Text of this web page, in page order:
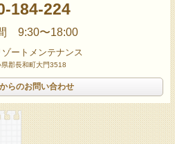
184-224
9:30〜18:00
ートメンテナンス
県郡長和町大門3518
らのお問い合わせ